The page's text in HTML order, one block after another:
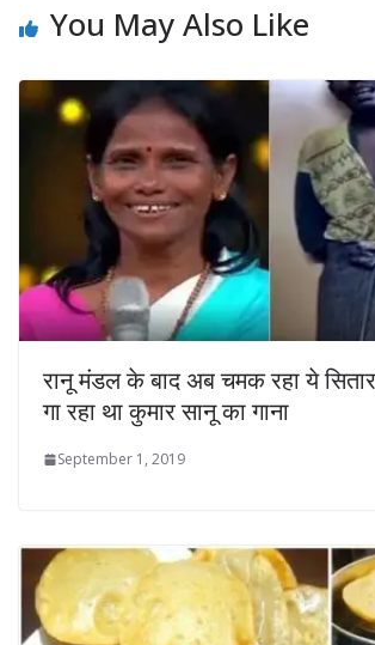
You May Also Like
रानू मंडल के बाद अब चमक रहा ये
गा रहा था कुमार सानू का गाना
September 1, 2019